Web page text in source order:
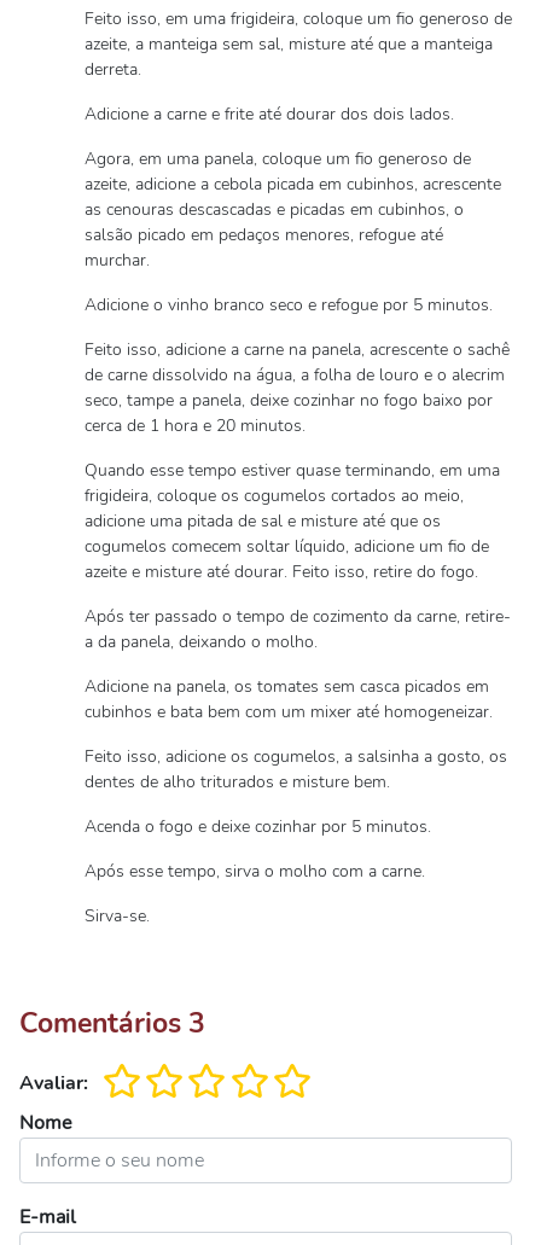
Feito isso, em uma frigideira, coloque um fio generoso de
azeite, a manteiga sem sal, misture até que a manteiga
derreta.
Adicione a carne e frite até dourar dos dois lados.
Agora, em uma panela, coloque um fio generoso de
azeite, adicione a cebola picada em cubinhos, acrescente
as cenouras descascadas e picadas em cubinhos, o
salsão picado em pedaços menores, refogue até
murchar.
Adicione o vinho branco seco e refogue por 5 minutos.
Feito isso, adicione a carne na panela, acrescente o sachê
de carne dissolvido na água, a folha de louro e o alecrim
seco, tampe a panela, deixe cozinhar no fogo baixo por
cerca de 1 hora e 20 minutos.
Quando esse tempo estiver quase terminando, em uma
frigideira, coloque os cogumelos cortados ao meio,
adicione uma pitada de sal e misture até que os
cogumelos comecem soltar líquido, adicione um fio de
azeite e misture até dourar. Feito isso, retire do fogo.
Após ter passado o tempo de cozimento da carne, retire-
a da panela, deixando o molho.
Adicione na panela, os tomates sem casca picados em
cubinhos e bata bem com um mixer até homogeneizar.
Feito isso, adicione os cogumelos, a salsinha a gosto, os
dentes de alho triturados e misture bem.
Acenda o fogo e deixe cozinhar por 5 minutos.
Após esse tempo, sirva o molho com a carne.
Sirva-se.
Comentários 3
Avaliar:
Nome
E-mail